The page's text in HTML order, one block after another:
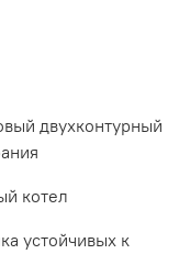
двухконтурный
котел
устойчивых к